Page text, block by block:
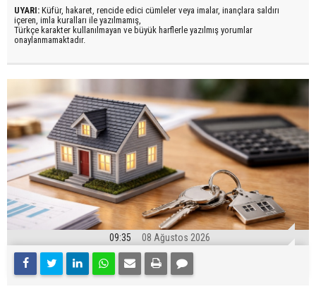
UYARI: Küfür, hakaret, rencide edici cümleler veya imalar, inançlara saldırı
içeren, imla kuralları ile yazılmamış,
Türkçe karakter kullanılmayan ve büyük harflerle yazılmış yorumlar
onaylanmamaktadır.
09:35 08 Ağustos 2026